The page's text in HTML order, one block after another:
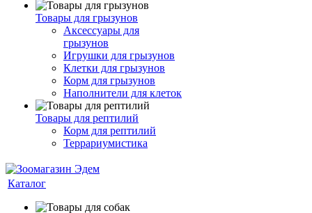
Товары для грызунов
Аксессуары для
грызунов
Игрушки для грызунов
Клетки для грызунов
Корм для грызунов
Наполнители для клеток
Товары для рептилий
Корм для рептилий
Террариумистика
Каталог